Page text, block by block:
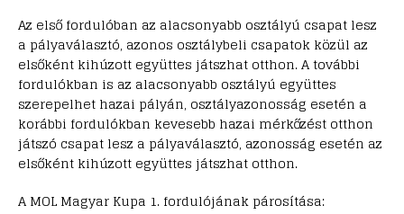
Az első fordulóban az alacsonyabb osztályú csapat lesz
a pályaválasztó, azonos osztálybeli csapatok közül az
elsőként kihúzott együttes játszhat otthon. A további
fordulókban is az alacsonyabb osztályú együttes
szerepelhet hazai pályán, osztályazonosság esetén a
korábbi fordulókban kevesebb hazai mérkőzést otthon
játszó csapat lesz a pályaválasztó, azonosság esetén az
elsőként kihúzott együttes játszhat otthon.
A MOL Magyar Kupa 1. fordulójának párosítása: